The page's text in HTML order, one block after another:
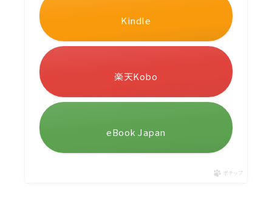
Kindle
楽天Kobo
eBook Japan
ポチップ